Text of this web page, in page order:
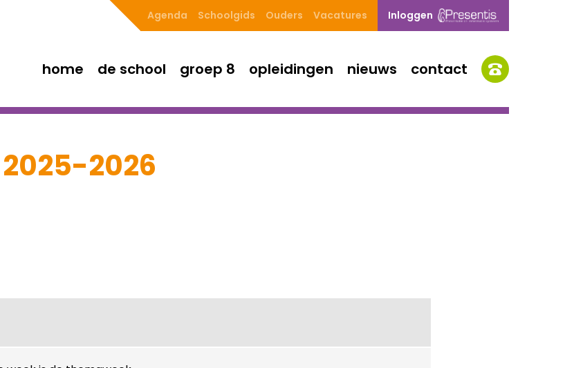
home de school groep 8 opleidingen nieuws contact
Agenda Schoolgids Ouders Vacatures Inloggen
2026